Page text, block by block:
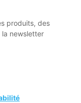
produits, des
la newsletter